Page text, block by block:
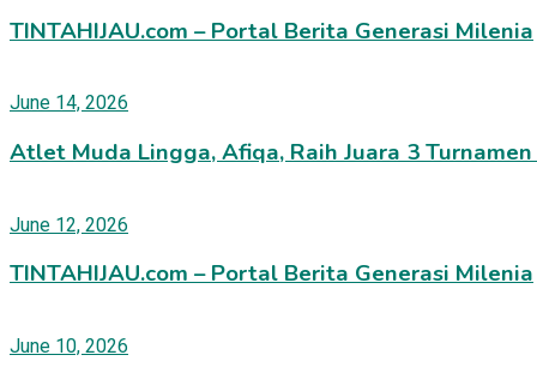
TINTAHIJAU.com – Portal Berita Generasi Milenia
June 14, 2026
Atlet Muda Lingga, Afiqa, Raih Juara 3
June 12, 2026
TINTAHIJAU.com – Portal Berita Generasi Milenia
June 10, 2026